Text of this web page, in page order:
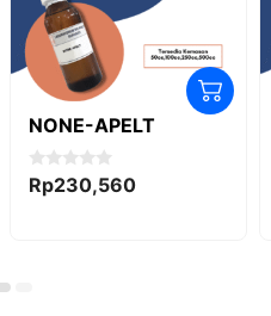
NONE-APELT
0
o
Rp230,560